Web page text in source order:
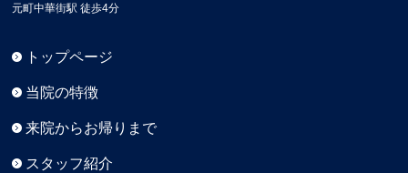
元町中華街駅 徒歩4分
トップページ
当院の特徴
来院からお帰りまで
スタッフ紹介